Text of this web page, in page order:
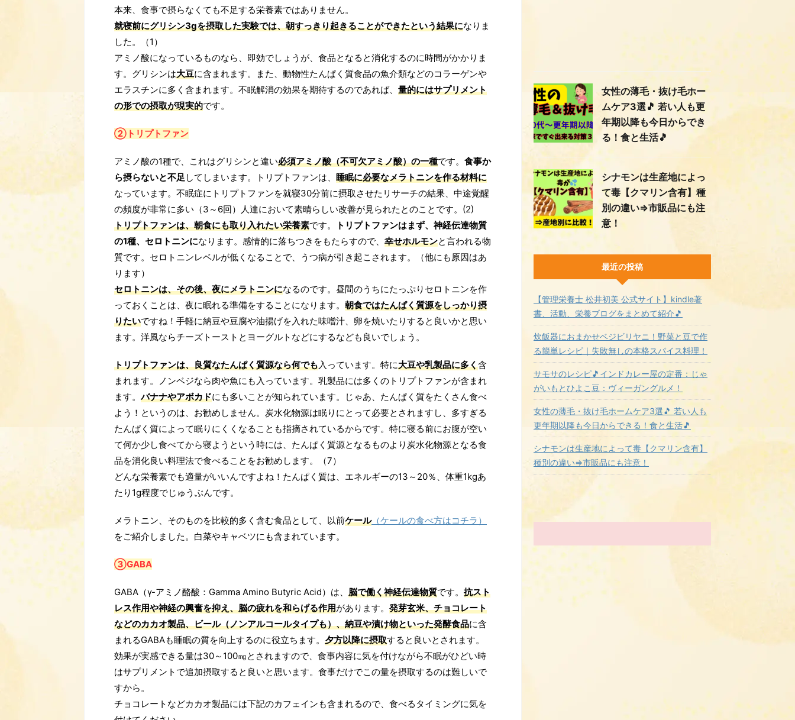
本来、食事で摂らなくても不足する栄養素ではありません。
就寝前にグリシン3gを摂取した実験では、朝すっきり起きることができたという結果になりま
した。（1）
アミノ酸になっているものなら、即効でしょうが、食品となると消化するのに時間がかかりま
す。グリシンは大豆に含まれます。また、動物性たんぱく質食品の魚介類などのコラーゲンや
エラスチンに多く含まれます。不眠解消の効果を期待するのであれば、 量的にはサプリメント
の形での摂取が現実的です。
②トリプトファン
アミノ酸の1種で、これはグリシンと違い必須アミノ酸（不可欠アミノ酸）の一種です。 食事か
ら摂らないと不足してしまいます。トリプトファンは、 睡眠に必要なメラトニンを作る材料に
なっています。不眠症にトリプトファンを就寝30分前に摂取させたリサーチの結果、中途覚醒
の頻度が非常に多い（3～6回）人達において素晴らしい改善が見られたとのことです。(2)
トリプトファンは、朝食にも取り入れたい栄養素です。
トリプトファンはまず、神経伝達物質
の1種、セロトニンになります。感情的に落ちつきをもたらすので、 幸せホルモンと言われる物
質です。セロトニンレベルが低くなることで、うつ病が引き起こされます。（他にも原因はあ
ります）
セロトニンは、その後、夜にメラトニンになるのです。昼間のうちにたっぷりセロトニンを作
っておくことは、夜に眠れる準備をすることになります。 朝食ではたんぱく質源をしっかり摂
りたいですね！手軽に納豆や豆腐や油揚げを入れた味噌汁、卵を焼いたりすると良いかと思い
ます。洋風ならチーズトーストとヨーグルトなどにするなども良いでしょう。
トリプトファンは、良質なたんぱく質源なら何でも入っています。特に大豆や乳製品に多く含
まれます。ノンベジなら肉や魚にも入っています。乳製品には多くのトリプトファンが含まれ
ます。バナナやアボカドにも多いことが知られています。じゃあ、たんぱく質をたくさん食べ
よう！というのは、お勧めしません。炭水化物源は眠りにとって必要とされますし、多すぎる
たんぱく質によって眠りにくくなることも指摘されているからです。特に寝る前にお腹が空い
て何か少し食べてから寝ようという時には、たんぱく質源となるものより炭水化物源となる食
品を消化良い料理法で食べることをお勧めします。（7）
どんな栄養素でも適量がいいんですよね！たんぱく質は、エネルギーの13～20％、体重1kgあ
たり1g程度でじゅうぶんです。
メラトニン、そのものを比較的多く含む食品として、以前ケール（ケールの食べ方はコチラ）
をご紹介しました。白菜やキャベツにも含まれています。
③GABA
GABA（γ-アミノ酪酸：Gamma Amino Butyric Acid）は、 脳で働く神経伝達物質です。 抗スト
レス作用や神経の興奮を抑え、脳の疲れを和らげる作用があります。 発芽玄米、チョコレート
などのカカオ製品、ビール（ノンアルコールタイプも）、納豆や漬け物といった発酵食品に含
まれるGABAも睡眠の質を向上するのに役立ちます。 夕方以降に摂取すると良いとされます。
効果が実感できる量は30～100㎎とされますので、食事内容に気を付けながら不眠がひどい時
はサプリメントで追加摂取すると良いと思います。食事だけでこの量を摂取するのは難しいで
すから。
チョコレートなどカカオ製品には下記のカフェインも含まれるので、食べるタイミングに気を
女性の薄毛・抜け毛ホー
ムケア3選🎵 若い人も更
年期以降も今日からでき
る！食と生活🎵
シナモンは生産地によっ
て毒【クマリン含有】種
別の違い⇒市販品にも注
意！
最近の投稿
【管理栄養士 松井初美 公式サイト】kindle著
書、活動、栄養ブログをまとめて紹介🎵
炊飯器におまかせベジビリヤニ！野菜と豆で作
る簡単レシピ｜失敗無しの本格スパイス料理！
サモサのレシピ🎵インドカレー屋の定番：じゃ
がいもとひよこ豆：ヴィーガングルメ！
女性の薄毛・抜け毛ホームケア3選🎵 若い人も
更年期以降も今日からできる！食と生活🎵
シナモンは生産地によって毒【クマリン含有】
種別の違い⇒市販品にも注意！